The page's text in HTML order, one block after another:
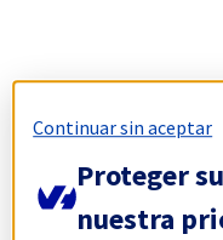
Continuar sin aceptar
Proteger
nuestra